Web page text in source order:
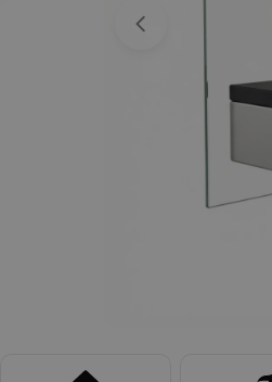
Abrir medios 0 en modal